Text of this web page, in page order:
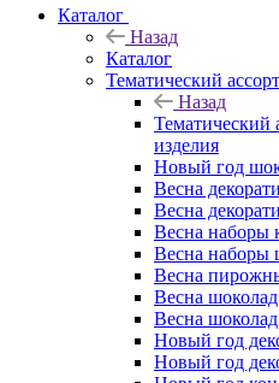
Каталог
Назад
Каталог
Тематический
Назад
Тематический
изделия
Новый год
Весна
Весна
Весна наборы
Весна наборы
Весна
Весна
Весна
Новый год
Новый год